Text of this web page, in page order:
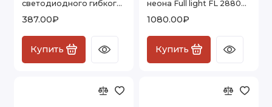
Лента LED 2-х двухрядная
Лента LED многорядная
Комплекты светодиодной ленты
Коннекторы для светодиодной ленты
светодиодного гибкого
a040608
387.00₽
Купить
неона Full light FL 2880
1080.00₽
Купить